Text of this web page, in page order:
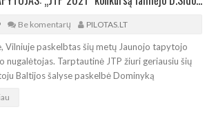
Be komentarų PILOTAS.LT
Vilniuje paskelbtas šių metų Jaunojo tapytojo
nugalėtojas. Tarptautinė JTP žiuri geriausiu šių
Baltijos šalyse paskelbė Dominyką